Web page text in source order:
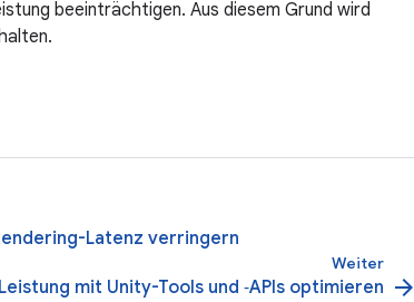
beeinträchtigen. Aus diesem Grund wird
Latenz verringern
Weiter
Leistung mit Unity-Tools und ‑APIs optimieren arrow_forward